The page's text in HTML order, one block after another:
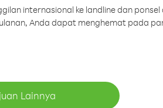
internasional ke landline dan
Anda dapat menghemat pada
Lainnya